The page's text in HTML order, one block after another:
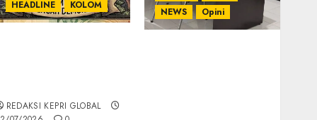
HEADLINE KOLOM
REDAKSI KEPRI GLOBAL
NEWS
Opini